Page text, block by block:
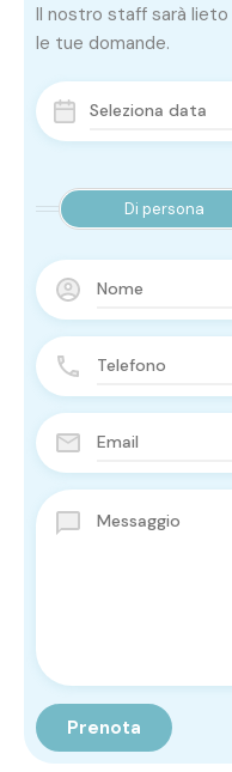
Di persona
Il nostro staff sarà
le tue domande.